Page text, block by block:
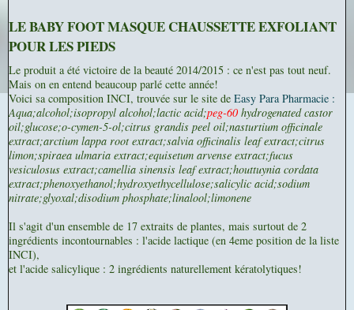
LE BABY FOOT MASQUE CHAUSSETTE EXFOLIANT
POUR LES PIEDS
Le produit a été victoire de la beauté 2014/2015 : ce n'est pas tout neuf.
Mais on en entend beaucoup parlé cette année!
Voici sa composition INCI, trouvée sur le site de Easy Para Pharmacie :
Aqua;alcohol;isopropyl alcohol;lactic acid;peg-60 hydrogenated castor
oil;glucose;o-cymen-5-ol;citrus grandis peel oil;nasturtium officinale
extract;arctium lappa root extract;salvia officinalis leaf extract;citrus
limon;spiraea ulmaria extract;equisetum arvense extract;fucus
vesiculosus extract;camellia sinensis leaf extract;houttuynia cordata
extract;phenoxyethanol;hydroxyethycellulose;salicylic acid;sodium
nitrate;glyoxal;disodium phosphate;linalool;limonene
Il s'agit d'un ensemble de 17 extraits de plantes, mais surtout de 2
ingrédients incontournables : l'acide lactique (en 4eme position de la liste
INCI),
et l'acide salicylique : 2 ingrédients naturellement kératolytiques!